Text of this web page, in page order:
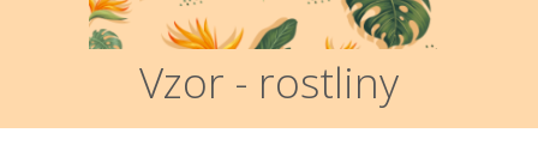
Vzor - rostliny